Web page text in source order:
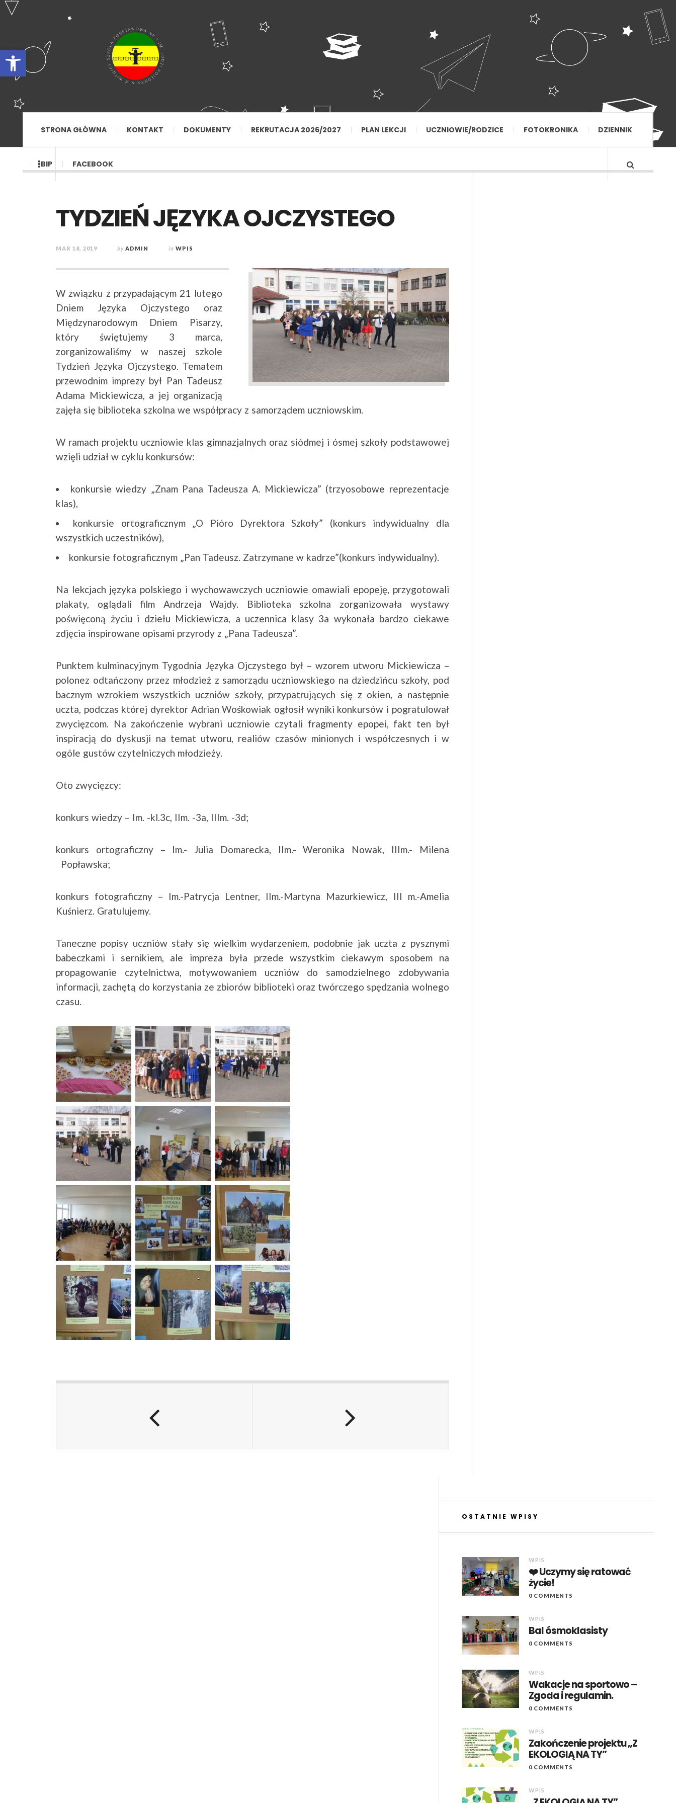
Otwórz pasek narzędzi
STRONA GŁÓWNA KONTAKT DOKUMENTY REKRUTACJA 2026/2027 PLAN LEKCJI UCZNIOWIE/RODZICE FOTOKRONIKA DZIENNIK
BIP FACEBOOK
TYDZIEŃ JĘZYKA OJCZYSTEGO
MAR 18, 2019 by ADMIN in WPIS
W związku z przypadającym 21 lutego
Dniem Języka Ojczystego oraz
Międzynarodowym Dniem Pisarzy,
który świętujemy 3 marca,
zorganizowaliśmy w naszej szkole
Tydzień Języka Ojczystego. Tematem
przewodnim imprezy był Pan Tadeusz
Adama Mickiewicza, a jej organizacją
zajęła się biblioteka szkolna we współpracy z samorządem uczniowskim.
W ramach projektu uczniowie klas gimnazjalnych oraz siódmej i ósmej szkoły podstawowej
wzięli udział w cyklu konkursów:
konkursie wiedzy „Znam Pana Tadeusza A. Mickiewicza” (trzyosobowe reprezentacje
klas),
konkursie ortograficznym „O Pióro Dyrektora Szkoły” (konkurs indywidualny dla
wszystkich uczestników),
konkursie fotograficznym „Pan Tadeusz. Zatrzymane w kadrze”(konkurs indywidualny).
Na lekcjach języka polskiego i wychowawczych uczniowie omawiali epopeję, przygotowali
plakaty, oglądali film Andrzeja Wajdy. Biblioteka szkolna zorganizowała wystawy
poświęconą życiu i dziełu Mickiewicza, a uczennica klasy 3a wykonała bardzo ciekawe
zdjęcia inspirowane opisami przyrody z „Pana Tadeusza”.
Punktem kulminacyjnym Tygodnia Języka Ojczystego był – wzorem utworu Mickiewicza –
polonez odtańczony przez młodzież z samorządu uczniowskiego na dziedzińcu szkoły, pod
bacznym wzrokiem wszystkich uczniów szkoły, przypatrujących się z okien, a następnie
uczta, podczas której dyrektor Adrian Wośkowiak ogłosił wyniki konkursów i pogratulował
zwycięzcom. Na zakończenie wybrani uczniowie czytali fragmenty epopei, fakt ten był
inspiracją do dyskusji na temat utworu, realiów czasów minionych i współczesnych i w
ogóle gustów czytelniczych młodzieży.
Oto zwycięzcy:
konkurs wiedzy – Im. -kl.3c, IIm. -3a, IIIm. -3d;
konkurs ortograficzny – Im.- Julia Domarecka, IIm.- Weronika Nowak, IIIm.- Milena
Popławska;
konkurs fotograficzny – Im.-Patrycja Lentner, IIm.-Martyna Mazurkiewicz, III m.-Amelia
Kuśnierz. Gratulujemy.
Taneczne popisy uczniów stały się wielkim wydarzeniem, podobnie jak uczta z pysznymi
babeczkami i sernikiem, ale impreza była przede wszystkim ciekawym sposobem na
propagowanie czytelnictwa, motywowaniem uczniów do samodzielnego zdobywania
informacji, zachętą do korzystania ze zbiorów biblioteki oraz twórczego spędzania wolnego
czasu.
OSTATNIE WPISY
WPIS
❤️ Uczymy się ratować
życie!
0 COMMENTS
WPIS
Bal ósmoklasisty
0 COMMENTS
WPIS
Wakacje na sportowo –
Zgoda i regulamin.
0 COMMENTS
WPIS
Zakończenie projektu „Z
EKOLOGIĄ NA TY”
0 COMMENTS
WPIS